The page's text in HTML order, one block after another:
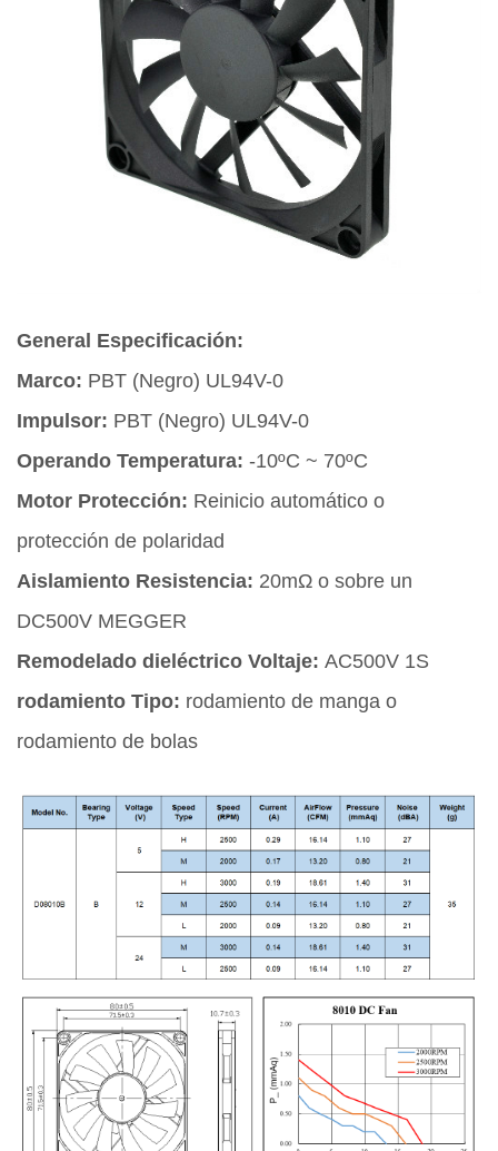
General Especificación:
Marco: PBT (Negro) UL94V-0
Impulsor: PBT (Negro) UL94V-0
Operando Temperatura: -10ºC ~ 70ºC
Motor Protección: Reinicio automático o
protección de polaridad
Aislamiento Resistencia: 20mΩ o sobre un
DC500V MEGGER
Remodelado dieléctrico Voltaje: AC500V 1S
rodamiento Tipo: rodamiento de manga o
rodamiento de bolas